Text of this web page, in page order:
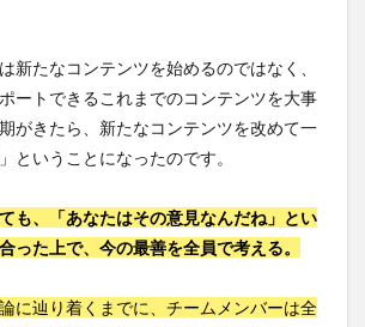
新たなコンテンツを始めるのではなく、
ートできるこれまでのコンテンツを大事
がきたら、新たなコンテンツを改めて一
ということになったのです。
も、「あなたはその意見なんだね」とい
った上で、今の最善を全員で考える。
に辿り着くまでに、チームメンバーは全